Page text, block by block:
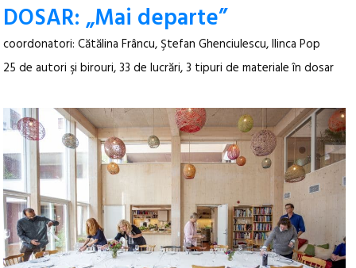
DOSAR: „Mai departe”
coordonatori: Cătălina Frâncu, Ştefan Ghenciulescu, Ilinca Pop
25 de autori şi birouri, 33 de lucrări, 3 tipuri de materiale în dosar